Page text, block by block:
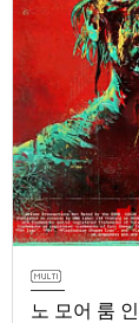
노 모어 룸